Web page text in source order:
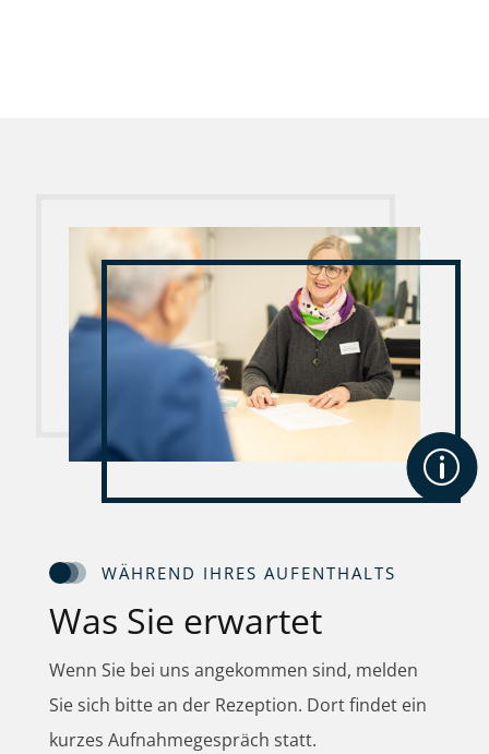
p
WÄHREND IHRES AUFENTHALTS
Was Sie erwartet
Wenn Sie bei uns angekommen sind, melden
Sie sich bitte an der Rezeption. Dort findet ein
kurzes Aufnahmegespräch statt.